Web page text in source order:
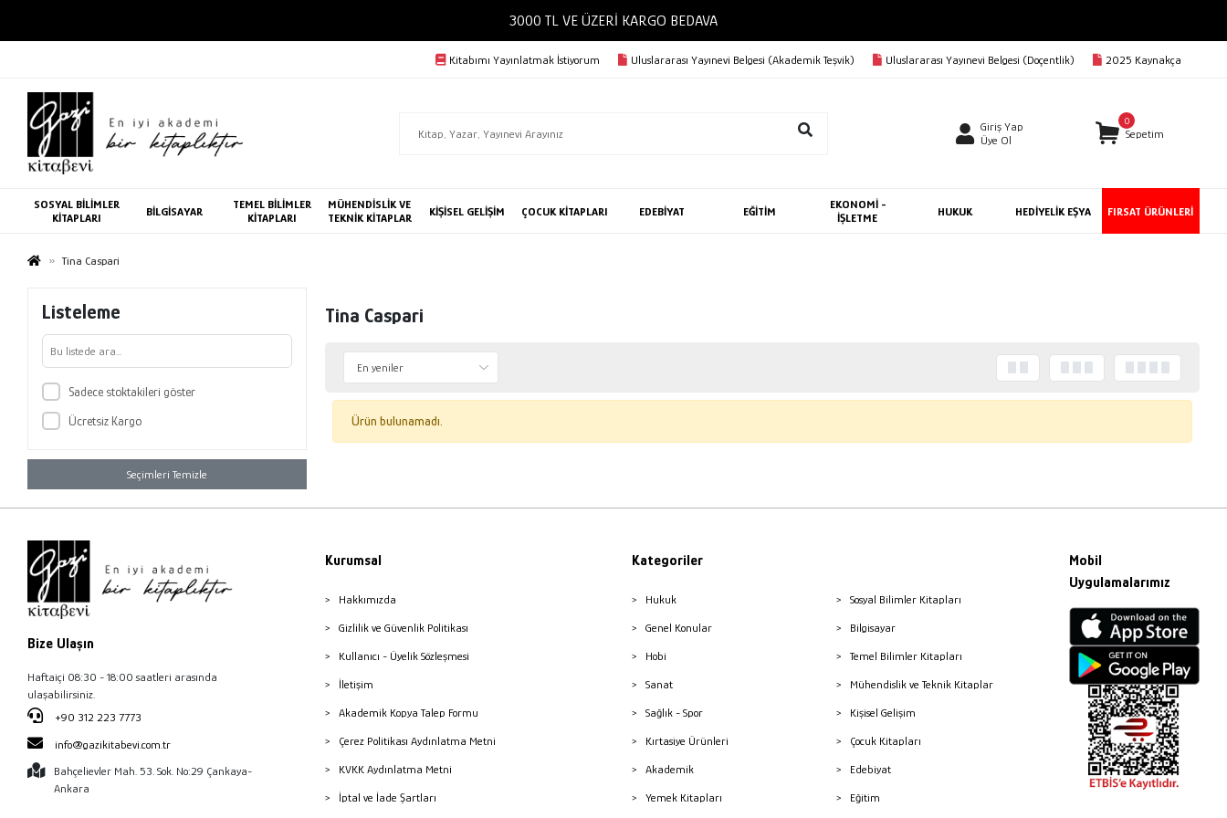
3000 TL VE ÜZERİ KARGO BEDAVA
Kitabımı Yayınlatmak İstiyorum Uluslararası Yayınevi Belgesi (Akademik Teşvik) Uluslararası Yayınevi Belgesi (Doçentlik) 2025 Kaynakça
Giriş Yap
Üye Ol
0
Sepetim
SOSYAL BİLİMLER
KİTAPLARI
BİLGİSAYAR
TEMEL BİLİMLER
KİTAPLARI
MÜHENDİSLİK VE
TEKNİK KİTAPLAR
KİŞİSEL GELİŞİM ÇOCUK KİTAPLARI EDEBİYAT EĞİTİM
EKONOMİ -
İŞLETME
HUKUK HEDİYELİK EŞYA FIRSAT ÜRÜNLERİ
Tina Caspari
Listeleme
Sadece stoktakileri göster
Ücretsiz Kargo
Seçimleri Temizle
Tina Caspari
Ürün bulunamadı.
Bize Ulaşın
Haftaiçi 08:30 - 18:00 saatleri arasında
ulaşabilirsiniz.
+90 312 223 7773
info@gazikitabevi.com.tr
Bahçelievler Mah. 53. Sok. No:29 Çankaya-
Ankara
Kurumsal
Hakkımızda
Gizlilik ve Güvenlik Politikası
Kullanıcı - Üyelik Sözleşmesi
İletişim
Akademik Kopya Talep Formu
Çerez Politikası Aydınlatma Metni
KVKK Aydınlatma Metni
İptal ve İade Şartları
Kategoriler
Hukuk
Genel Konular
Hobi
Sanat
Sağlık - Spor
Kırtasiye Ürünleri
Akademik
Yemek Kitapları
Sosyal Bilimler Kitapları
Bilgisayar
Temel Bilimler Kitapları
Mühendislik ve Teknik Kitaplar
Kişisel Gelişim
Çocuk Kitapları
Edebiyat
Eğitim
Mobil
Uygulamalarımız